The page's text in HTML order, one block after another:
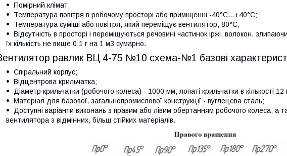
Помірний клімат;
Температура повітря в робочому просторі або приміщенні -40°C…+40°C;
Температура суміші або повітря, який переміщує вентилятор, 80°C;
Відсутність в просторі і переміщуються речовині частинок іржі, волокон,
їх кількість не вище 0,1 г на 1 м3 сумарно.
равлик ВЦ 4-75 №10 схема-№1 базові
Спіральний корпус;
Відцентрова крильчатка;
Діаметр крильчатки (робочого колеса) - 1000 мм; лопаті крильчатки в кількості 12
Матеріал для базової, загальнопромислової конструкції - вуглецева сталь;
Доступні варіанти виконань з правим або лівим обертанням робочого колеса, а
вентилятора з відмінних, більш стійких матеріалів.